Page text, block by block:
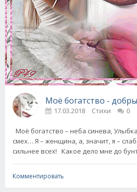
17.03.2018 Стихи 0
смех… Я – женщина, а, значит, я – слаба. Я – мать, и, значит я
Комментировать